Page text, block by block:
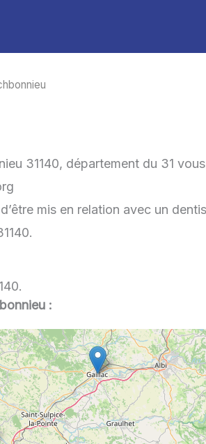
31140, département du 31
mis en relation avec un
: